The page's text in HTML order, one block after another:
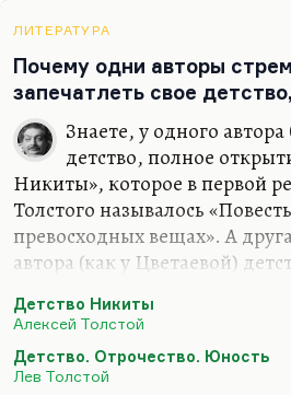
схоластическая.
Понимаете, слишком часто
вещами — экстазом, бредом,
оправдывалось зверство.
ненавидят рациональную…
ЛИТЕРАТУРА
Почему одни авторы
запечатлеть свое
Знаете, у одного
детство, полное
Никиты», которое в первой
Толстого называлось
превосходных вещах». А
автора (как у Цветаевой)
она сумела написать
для нее порой унижений,
Детство Никиты
Алексей Толстой
Детство. Отрочество. Юность
Лев Толстой